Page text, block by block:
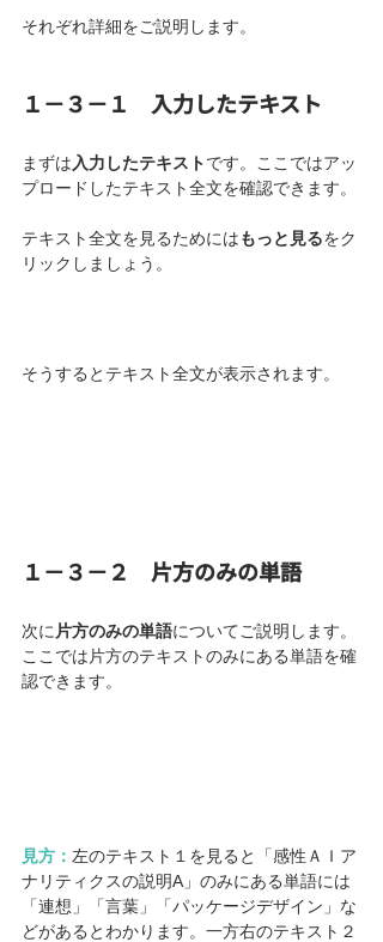
それぞれ詳細をご説明します。
１－３－１　入力したテキスト
まずは 入力したテキストです。ここではアッ
プロードしたテキスト全文を確認できます。
テキスト全文を見るためにはもっと見るをク
リックしましょう。
そうするとテキスト全文が表示されます。
１－３－２　片方のみの単語
次に 片方のみの単語についてご説明します。
ここでは片方のテキストのみにある単語を確
認できます。
見方： 左のテキスト１を見ると「感性ＡＩア
ナリティクスの説明A」のみにある単語には
「連想」「言葉」「パッケージデザイン」な
どがあるとわかります。一方右のテキスト２